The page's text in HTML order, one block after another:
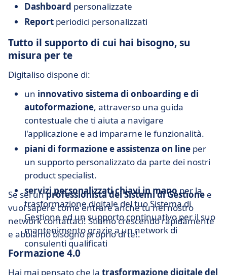
Dashboard personalizzate
Report periodici personalizzati
Tutto il supporto di cui hai bisogno, su
misura per te
Digitaliso dispone di:
un innovativo sistema di onboarding e di
autoformazione, attraverso una guida
contestuale che ti aiuta a navigare
l'applicazione e ad impararne le funzionalità.
piani di formazione e assistenza on line per
un supporto personalizzato da parte dei nostri
product specialist.
servizi personalizzati chiavi in manoper la
trasformazione digitale del tuo Sistema di
Gestione ed un supporto continuativo per il suo
mantenimento grazie a un network di
consulenti qualificati
Se sei unprofessionista dei Sistemi di Gestione e
vuoi sapere come entrare anche tu nel nostro
network contattaci! Stiamo crescendo rapidamente
e abbiamo bisogno proprio di te!.
Formazione 4.0
Hai mai pensato che la trasformazione digitale del